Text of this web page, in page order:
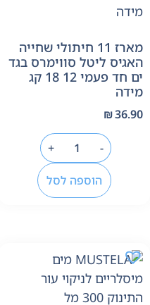
מארז 11 חיתולי שחייה
ליטל סווימרס בגד
ים חד פעמי 12 18 קג
₪
-
הוספה לסל